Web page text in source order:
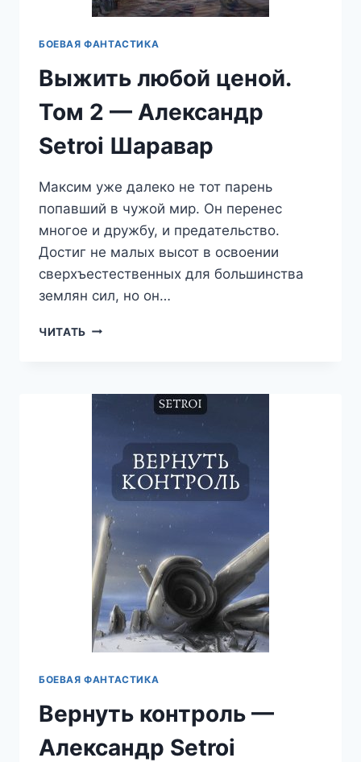
БОЕВАЯ ФАНТАСТИКА
Выжить любой ценой.
Том 2 — Александр
Setroi Шаравар
Максим уже далеко не тот парень
попавший в чужой мир. Он перенес
многое и дружбу, и предательство.
Достиг не малых высот в освоении
сверхъестественных для большинства
землян сил, но он…
ЧИТАТЬ ВЫЖИТЬ
2
АЛЕКСАНДР
SETROI
ШАРАВАР
БОЕВАЯ ФАНТАСТИКА
Вернуть контроль —
Александр Setroi